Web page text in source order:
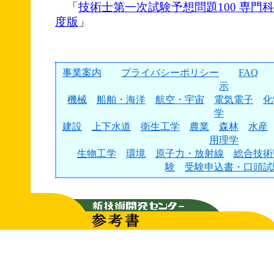
「 技術士第一次試験予想問題100 専門
度版 」
事業案内 プライバシーポリシー
FAQ
示
機械
船舶・海洋 航空・宇宙 電気電子
学
建設
上下水道 衛生工学 農業 森林
水産
用理学
生物工学
環境 原子力・放射線
総合技
験
受験申込書・口頭